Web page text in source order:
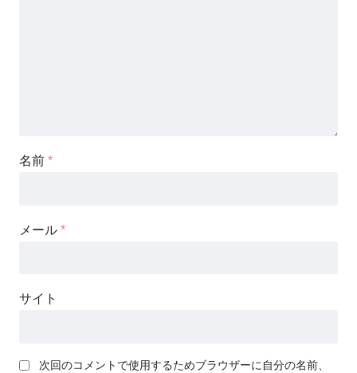
名前 *
メール *
サイト
次回のコメントで使用するためブラウザーに自分の名前、